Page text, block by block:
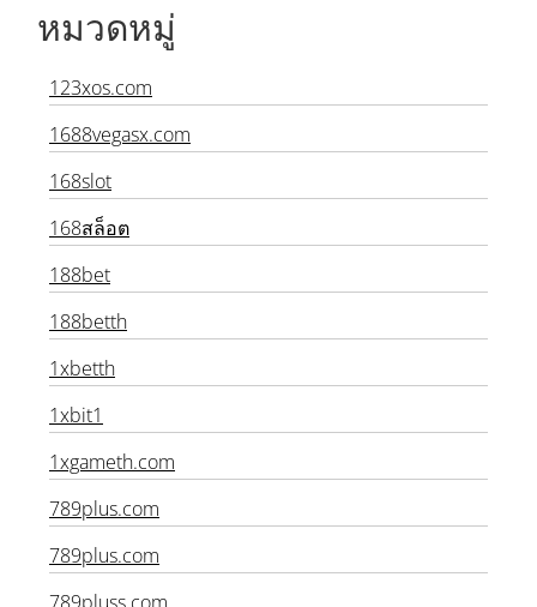
หมวดหมู่
123xos.com
1688vegasx.com
168slot
168สล็อต
188bet
188betth
1xbetth
1xbit1
1xgameth.com
789plus.com